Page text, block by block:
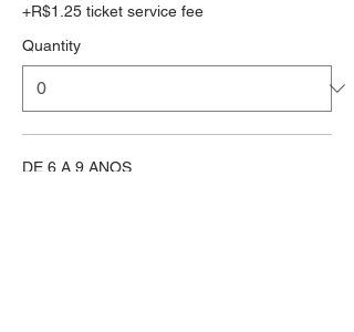
+R$1.25 ticket service fee
Quantity
DE 6 A 9 ANOS